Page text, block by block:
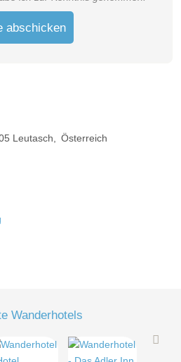
abschicken
Leutasch
Österreich
Wanderhotels